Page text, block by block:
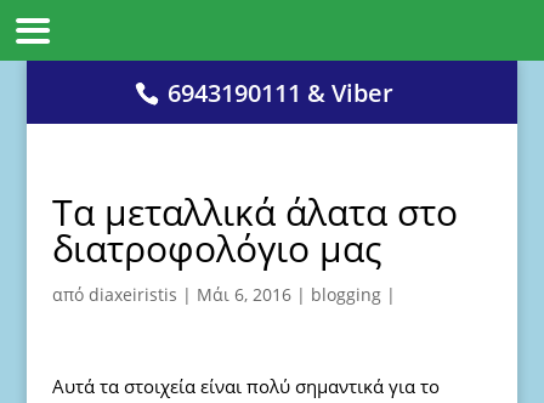
6943190111 & Viber
Τα μεταλλικά άλατα στο
διατροφολόγιο μας
από diaxeiristis | Μάι 6, 2016| blogging|
Αυτά τα στοιχεία είναι πολύ σημαντικά για το